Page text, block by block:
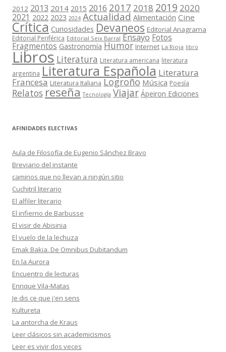
2012 2013 2014 2015 2016 2017 2018 2019 2020
2021 2022 2023 2024 Actualidad Alimentación Cine
Crítica Curiosidades Devaneos Editorial Anagrama
Editorial Periférica Editorial Seix Barral Ensayo Fotos
Fragmentos Gastronomía Humor Internet La Rioja libro
Libros Literatura Literatura americana literatura
argentina Literatura Española Literatura
Francesa Literatura Italiana Logroño Música Poesía
Relatos reseña Tecnología Viajar Ápeiron Ediciones
AFINIDADES ELECTIVAS
Aula de Filosofía de Eugenio Sánchez Bravo
Breviario del instante
caminos que no llevan a ningún sitio
Cuchitril literario
El alfiler literario
El infierno de Barbusse
El visir de Abisinia
El vuelo de la lechuza
Emak Bakia. De Omnibus Dubitandum
En la Aurora
Encuentro de lecturas
Enrique Vila-Matas
Je dis ce que j'en sens
Kultureta
La antorcha de Kraus
Leer clásicos sin academicismos
Leer es vivir dos veces